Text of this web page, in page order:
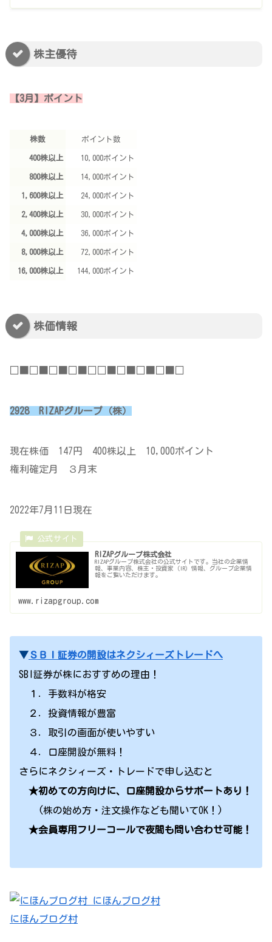
株主優待
【3月】ポイント
株数 ポイント数
400株以上 10,000ポイント
800株以上 14,000ポイント
1,600株以上 24,000ポイント
2,400株以上 30,000ポイント
4,000株以上 36,000ポイント
8,000株以上 72,000ポイント
16,000株以上 144,000ポイント
株価情報
2928 RIZAPグループ（株）
現在株価 147円 400株以上 10,000ポイント
権利確定月 ３月末
2022年7月11日現在
RIZAPグループ株式会社
RIZAPグループ株式会社の公式サイトです。当社の企業情
報、事業内容、株主・投資家（IR）情報、グループ企業情
報をご覧いただけます。
www.rizapgroup.com
▼ＳＢＩ証券の開設はネクシィーズトレードへ
SBI証券が株におすすめの理由！
１．手数料が格安
２．投資情報が豊富
３．取引の画面が使いやすい
４．口座開設が無料！
さらにネクシィーズ・トレードで申し込むと
★初めての方向けに、口座開設からサポートあり！
(株の始め方・注文操作なども聞いてOK！)
★会員専用フリーコールで夜間も問い合わせ可能！
にほんブログ村